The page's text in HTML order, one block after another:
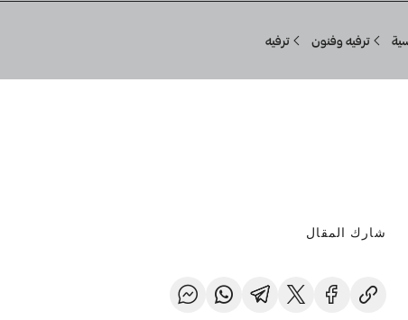
ترفيه وفنون ترفيه
شارك المقال